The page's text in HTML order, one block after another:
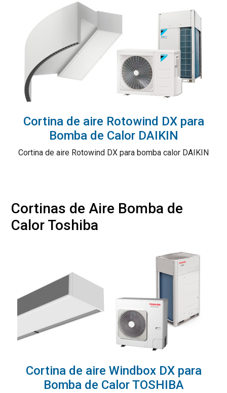
Cortina de aire Rotowind DX para
Bomba de Calor DAIKIN
Cortina de aire Rotowind DX para bomba calor DAIKIN
Cortinas de Aire Bomba de
Calor Toshiba
Cortina de aire Windbox DX para
Bomba de Calor TOSHIBA